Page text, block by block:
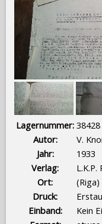
Lagernummer: 38428
Autor:
V.
Jahr:
1933
Verlag:
Ort:
(Riga)
Druck:
Einband:
Kein